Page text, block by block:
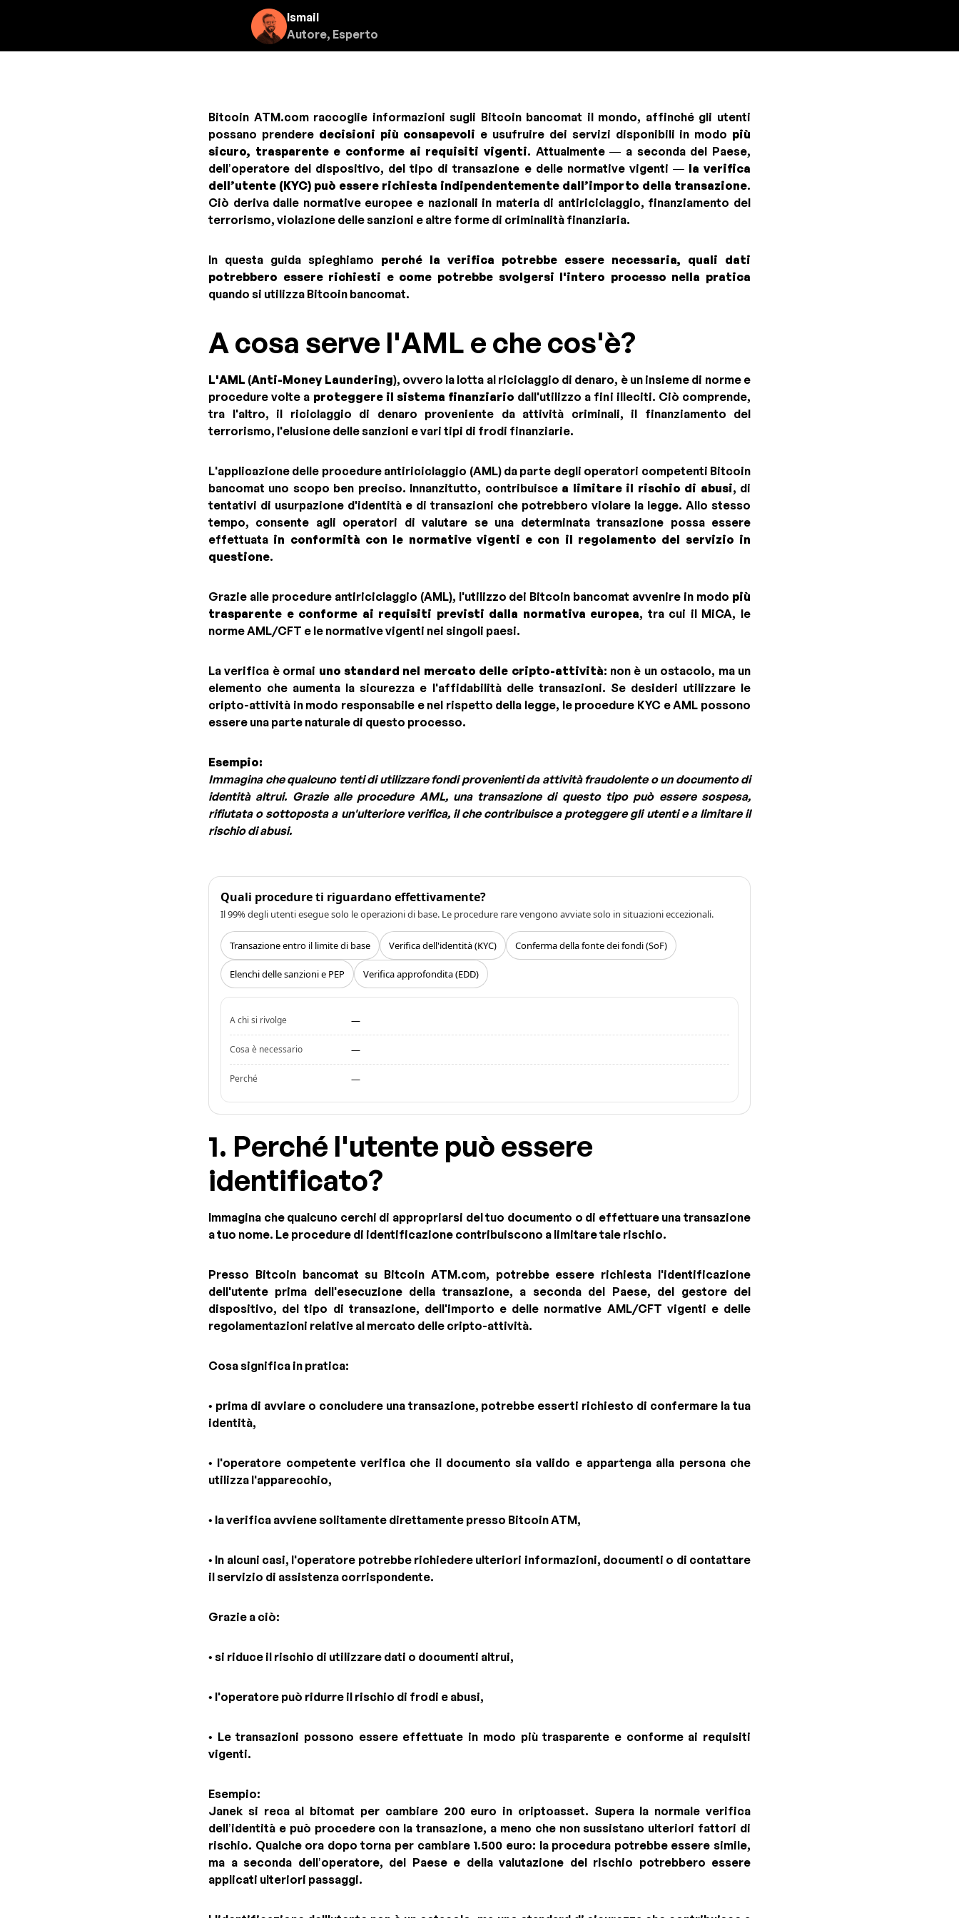
Ismail
Autore, Esperto
Bitcoin ATM.com raccoglie informazioni sugli Bitcoin bancomat il mondo, affinché gli utenti
possano prendere decisioni più consapevoli e usufruire dei servizi disponibili in modo più
sicuro, trasparente e conforme ai requisiti vigenti. Attualmente — a seconda del Paese,
dell’operatore del dispositivo, del tipo di transazione e delle normative vigenti — la verifica
dell’utente (KYC) può essere richiesta indipendentemente dall’importo della transazione.
Ciò deriva dalle normative europee e nazionali in materia di antiriciclaggio, finanziamento del
terrorismo, violazione delle sanzioni e altre forme di criminalità finanziaria.
In questa guida spieghiamo perché la verifica potrebbe essere necessaria, quali dati
potrebbero essere richiesti e come potrebbe svolgersi l'intero processo nella pratica
quando si utilizza Bitcoin bancomat.
A cosa serve l'AML e che cos'è?
L'AML (Anti-Money Laundering), ovvero la lotta al riciclaggio di denaro, è un insieme di norme e
procedure volte a proteggere il sistema finanziario dall'utilizzo a fini illeciti. Ciò comprende,
tra l'altro, il riciclaggio di denaro proveniente da attività criminali, il finanziamento del
terrorismo, l'elusione delle sanzioni e vari tipi di frodi finanziarie.
L'applicazione delle procedure antiriciclaggio (AML) da parte degli operatori competenti Bitcoin
bancomat uno scopo ben preciso. Innanzitutto, contribuisce a limitare il rischio di abusi, di
tentativi di usurpazione d'identità e di transazioni che potrebbero violare la legge. Allo stesso
tempo, consente agli operatori di valutare se una determinata transazione possa essere
effettuata in conformità con le normative vigenti e con il regolamento del servizio in
questione.
Grazie alle procedure antiriciclaggio (AML), l'utilizzo dei Bitcoin bancomat avvenire in modo più
trasparente e conforme ai requisiti previsti dalla normativa europea, tra cui il MiCA, le
norme AML/CFT e le normative vigenti nei singoli paesi.
La verifica è ormai uno standard nel mercato delle cripto-attività: non è un ostacolo, ma un
elemento che aumenta la sicurezza e l'affidabilità delle transazioni. Se desideri utilizzare le
cripto-attività in modo responsabile e nel rispetto della legge, le procedure KYC e AML possono
essere una parte naturale di questo processo.
Esempio:
Immagina che qualcuno tenti di utilizzare fondi provenienti da attività fraudolente o un documento di
identità altrui. Grazie alle procedure AML, una transazione di questo tipo può essere sospesa,
rifiutata o sottoposta a un'ulteriore verifica, il che contribuisce a proteggere gli utenti e a limitare il
rischio di abusi.
Quali procedure ti riguardano effettivamente?
Il 99% degli utenti esegue solo le operazioni di base. Le procedure rare vengono avviate solo in situazioni eccezionali.
Transazione entro il limite di base Verifica dell'identità (KYC) Conferma della fonte dei fondi (SoF)
Elenchi delle sanzioni e PEP Verifica approfondita (EDD)
A chi si rivolge —
Cosa è necessario —
Perché —
1. Perché l'utente può essere
identificato?
Immagina che qualcuno cerchi di appropriarsi del tuo documento o di effettuare una transazione
a tuo nome. Le procedure di identificazione contribuiscono a limitare tale rischio.
Presso Bitcoin bancomat su Bitcoin ATM.com, potrebbe essere richiesta l'identificazione
dell'utente prima dell'esecuzione della transazione, a seconda del Paese, del gestore del
dispositivo, del tipo di transazione, dell'importo e delle normative AML/CFT vigenti e delle
regolamentazioni relative al mercato delle cripto-attività.
Cosa significa in pratica:
• prima di avviare o concludere una transazione, potrebbe esserti richiesto di confermare la tua
identità,
• l'operatore competente verifica che il documento sia valido e appartenga alla persona che
utilizza l'apparecchio,
• la verifica avviene solitamente direttamente presso Bitcoin ATM,
• In alcuni casi, l'operatore potrebbe richiedere ulteriori informazioni, documenti o di contattare
il servizio di assistenza corrispondente.
Grazie a ciò:
• si riduce il rischio di utilizzare dati o documenti altrui,
• l'operatore può ridurre il rischio di frodi e abusi,
• Le transazioni possono essere effettuate in modo più trasparente e conforme ai requisiti
vigenti.
Esempio:
Janek si reca al bitomat per cambiare 200 euro in criptoasset. Supera la normale verifica
dell’identità e può procedere con la transazione, a meno che non sussistano ulteriori fattori di
rischio. Qualche ora dopo torna per cambiare 1.500 euro: la procedura potrebbe essere simile,
ma a seconda dell’operatore, del Paese e della valutazione del rischio potrebbero essere
applicati ulteriori passaggi.